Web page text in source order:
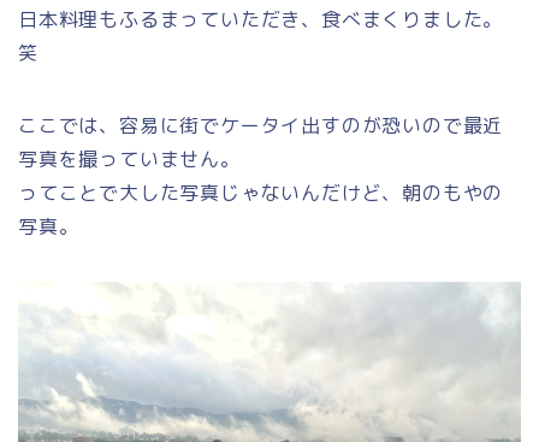
日本料理もふるまっていただき、食べまくりました。
笑
ここでは、容易に街でケータイ出すのが恐いので最近
写真を撮っていません。
ってことで大した写真じゃないんだけど、朝のもやの
写真。